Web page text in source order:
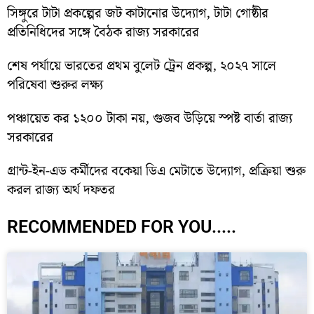
সিঙ্গুরে টাটা প্রকল্পের জট কাটানোর উদ্যোগ, টাটা গোষ্ঠীর
প্রতিনিধিদের সঙ্গে বৈঠক রাজ্য সরকারের
শেষ পর্যায়ে ভারতের প্রথম বুলেট ট্রেন প্রকল্প, ২০২৭ সালে
পরিষেবা শুরুর লক্ষ্য
পঞ্চায়েত কর ১২০০ টাকা নয়, গুজব উড়িয়ে স্পষ্ট বার্তা রাজ্য
সরকারের
গ্রান্ট-ইন-এড কর্মীদের বকেয়া ডিএ মেটাতে উদ্যোগ, প্রক্রিয়া শুরু
করল রাজ্য অর্থ দফতর
RECOMMENDED FOR YOU.....